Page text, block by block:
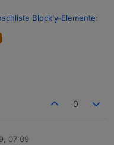
Blockly-Elemente:
was diese Blockly
0
07:09